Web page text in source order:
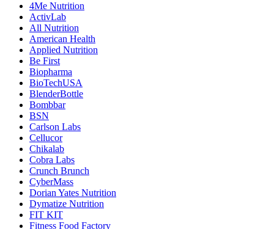
4Me Nutrition
ActivLab
All Nutrition
American Health
Applied Nutrition
Be First
Biopharma
BioTechUSA
BlenderBottle
Bombbar
BSN
Carlson Labs
Cellucor
Chikalab
Cobra Labs
Crunch Brunch
CyberMass
Dorian Yates Nutrition
Dymatize Nutrition
FIT KIT
Fitness Food Factory